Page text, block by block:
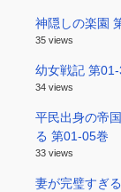
神隠しの楽園
35 views
幼女戦記 第
34 views
平民出身の帝
る 第01-05巻
33 views
妻が完璧すぎ